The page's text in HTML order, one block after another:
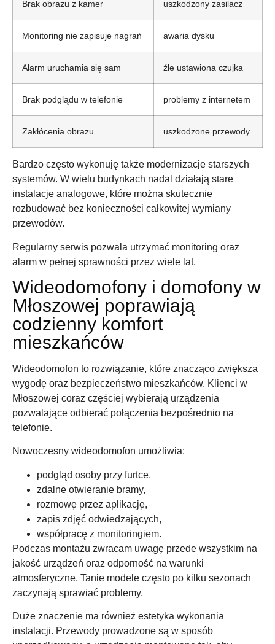
Brak obrazu z kamer uszkodzony zasilacz
Monitoring nie zapisuje nagrań awaria dysku
Alarm uruchamia się sam źle ustawiona czujka
Brak podglądu w telefonie problemy z internetem
Zakłócenia obrazu uszkodzone przewody
Bardzo często wykonuję także modernizacje starszych
systemów. W wielu budynkach nadal działają stare
instalacje analogowe, które można skutecznie
rozbudować bez konieczności całkowitej wymiany
przewodów.
Regularny serwis pozwala utrzymać monitoring oraz
alarm w pełnej sprawności przez wiele lat.
Wideodomofony i domofony w
Młoszowej poprawiają
codzienny komfort
mieszkańców
Wideodomofon to rozwiązanie, które znacząco zwiększa
wygodę oraz bezpieczeństwo mieszkańców. Klienci w
Młoszowej coraz częściej wybierają urządzenia
pozwalające odbierać połączenia bezpośrednio na
telefonie.
Nowoczesny wideodomofon umożliwia:
podgląd osoby przy furtce,
zdalne otwieranie bramy,
rozmowę przez aplikację,
zapis zdjęć odwiedzających,
współpracę z monitoringiem.
Podczas montażu zwracam uwagę przede wszystkim na
jakość urządzeń oraz odporność na warunki
atmosferyczne. Tanie modele często po kilku sezonach
zaczynają sprawiać problemy.
Duże znaczenie ma również estetyka wykonania
instalacji. Przewody prowadzone są w sposób